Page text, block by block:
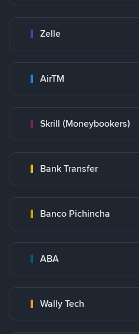
Zelle
AirTM
Skrill (Moneybookers)
Bank Transfer
Banco Pichincha
ABA
Wally Tech